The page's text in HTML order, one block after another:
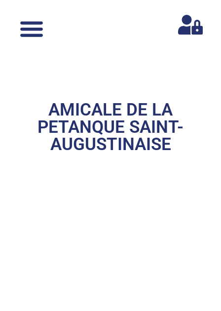
AMICALE DE LA
PETANQUE SAINT-
AUGUSTINAISE